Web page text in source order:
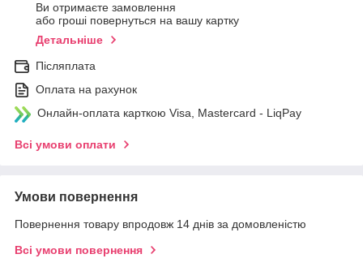
Ви отримаєте замовлення
або гроші повернуться на вашу картку
Детальніше
Післяплата
Оплата на рахунок
Онлайн-оплата карткою Visa, Mastercard - LiqPay
Всі умови оплати
Умови повернення
Повернення товару впродовж 14 днів за домовленістю
Всі умови повернення